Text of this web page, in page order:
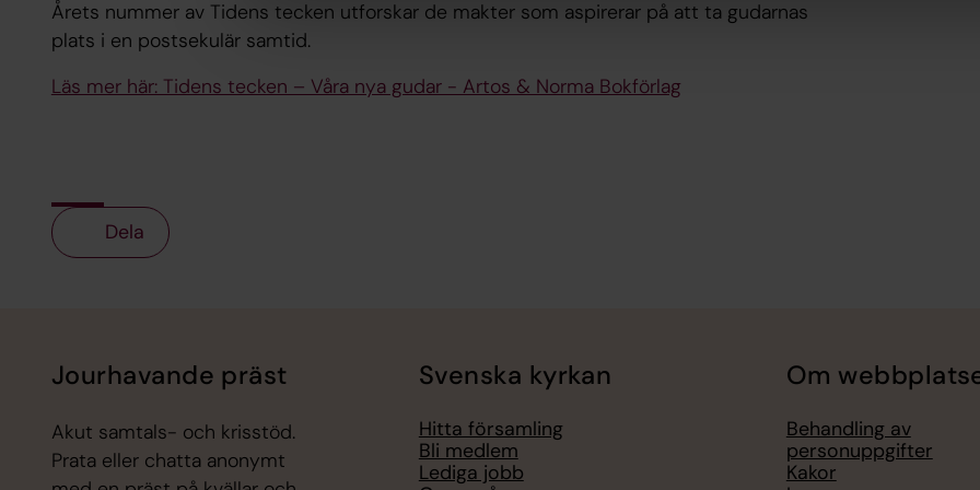
Årets nummer av Tidens tecken utforskar de makter som aspirerar på att ta gudarnas
plats i en postsekulär samtid.
Läs mer här: Tidens tecken – Våra nya gudar - Artos & Norma Bokförlag
Dela
Jourhavande präst
Akut samtals- och krisstöd.
Prata eller chatta anonymt
Svenska kyrkan
Hitta församling
Bli medlem
Lediga jobb
Om
Behandling av
personuppgifter
Kakor